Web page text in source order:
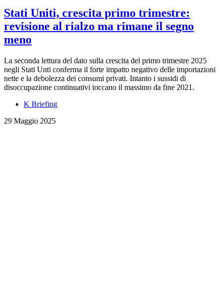
Stati Uniti, crescita primo trimestre:
revisione al rialzo ma rimane il segno
meno
La seconda lettura del dato sulla crescita del primo trimestre 2025
negli Stati Unti conferma il forte impatto negativo delle importazioni
nette e la debolezza dei consumi privati. Intanto i sussidi di
disoccupazione continuativi toccano il massimo da fine 2021.
K Briefing
29 Maggio 2025